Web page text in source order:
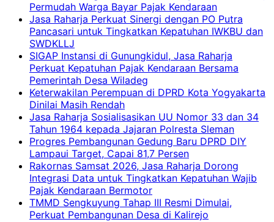
Permudah Warga Bayar Pajak Kendaraan
Jasa Raharja Perkuat Sinergi dengan PO Putra
Pancasari untuk Tingkatkan Kepatuhan IWKBU dan
SWDKLLJ
SIGAP Instansi di Gunungkidul, Jasa Raharja
Perkuat Kepatuhan Pajak Kendaraan Bersama
Pemerintah Desa Wiladeg
Keterwakilan Perempuan di DPRD Kota Yogyakarta
Dinilai Masih Rendah
Jasa Raharja Sosialisasikan UU Nomor 33 dan 34
Tahun 1964 kepada Jajaran Polresta Sleman
Progres Pembangunan Gedung Baru DPRD DIY
Lampaui Target, Capai 81,7 Persen
Rakornas Samsat 2026, Jasa Raharja Dorong
Integrasi Data untuk Tingkatkan Kepatuhan Wajib
Pajak Kendaraan Bermotor
TMMD Sengkuyung Tahap III Resmi Dimulai,
Perkuat Pembangunan Desa di Kalirejo